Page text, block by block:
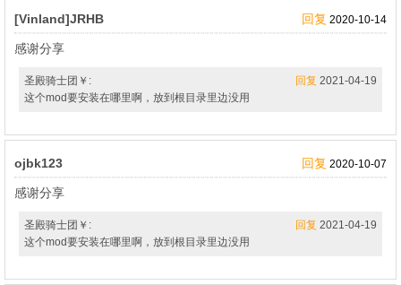
[Vinland]JRHB 回复 2020-10-14
感谢分享
圣殿骑士团￥: 回复 2021-04-19
这个mod要安装在哪里啊，放到根目录里边没用
ojbk123 回复 2020-10-07
感谢分享
圣殿骑士团￥: 回复 2021-04-19
这个mod要安装在哪里啊，放到根目录里边没用